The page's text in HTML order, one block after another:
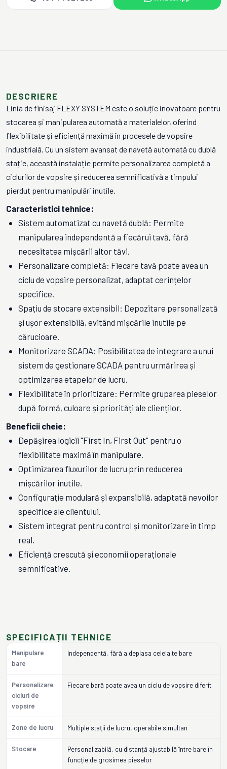
DESCRIERE
Linia de finisaj FLEXY SYSTEM este o soluție inovatoare pentru
stocarea și manipularea automată a materialelor, oferind
flexibilitate și eficiență maximă în procesele de vopsire
industrială. Cu un sistem avansat de navetă automată cu dublă
stație, această instalație permite personalizarea completă a
ciclurilor de vopsire și reducerea semnificativă a timpului
pierdut pentru manipulări inutile.
Caracteristici tehnice:
Sistem automatizat cu navetă dublă: Permite
manipularea independentă a fiecărui tavă, fără
necesitatea mișcării altor tăvi.
Personalizare completă: Fiecare tavă poate avea un
ciclu de vopsire personalizat, adaptat cerințelor
specifice.
Spațiu de stocare extensibil: Depozitare personalizată
și ușor extensibilă, evitând mișcările inutile pe
cărucioare.
Monitorizare SCADA: Posibilitatea de integrare a unui
sistem de gestionare SCADA pentru urmărirea și
optimizarea etapelor de lucru.
Flexibilitate în prioritizare: Permite gruparea pieselor
după formă, culoare și priorități ale clienților.
Beneficii cheie:
Depășirea logicii "First In, First Out" pentru o
flexibilitate maximă în manipulare.
Optimizarea fluxurilor de lucru prin reducerea
mișcărilor inutile.
Configurație modulară și expansibilă, adaptată nevoilor
specifice ale clientului.
Sistem integrat pentru control și monitorizare în timp
real.
Eficiență crescută și economii operaționale
semnificative.
SPECIFICAȚII TEHNICE
Manipulare
bare
Independentă, fără a deplasa celelalte bare
Personalizare
cicluri de
vopsire
Fiecare bară poate avea un ciclu de vopsire diferit
Zone de lucru Multiple stații de lucru, operabile simultan
Stocare
Personalizabilă, cu distanță ajustabilă între bare în
funcție de grosimea pieselor